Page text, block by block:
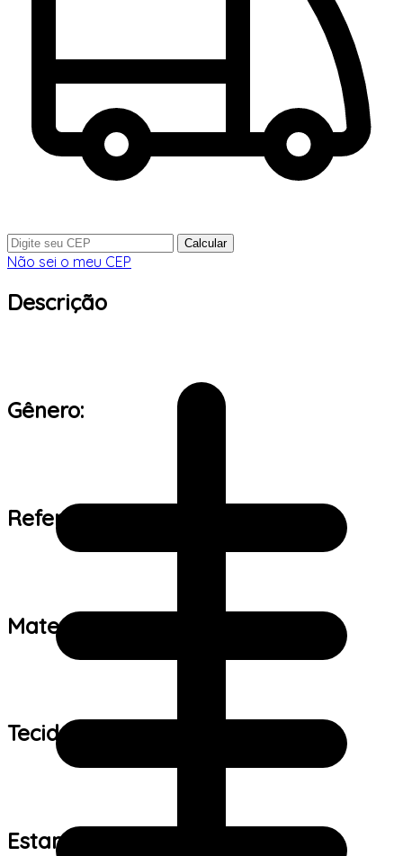
Calcular
Não sei o meu CEP
Descrição
Gênero:
Referência de tamanho:
Material:
Tecido:
Estampa: